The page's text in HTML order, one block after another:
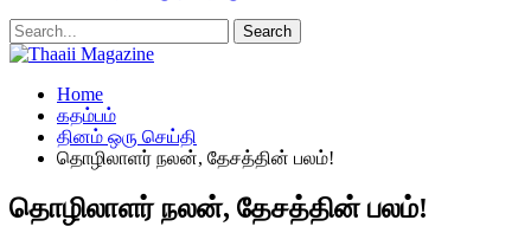
Home
கதம்பம்
தினம் ஒரு செய்தி
தொழிலாளர் நலன், தேசத்தின் பலம்!
தொழிலாளர் நலன், தேசத்தின் பலம்!